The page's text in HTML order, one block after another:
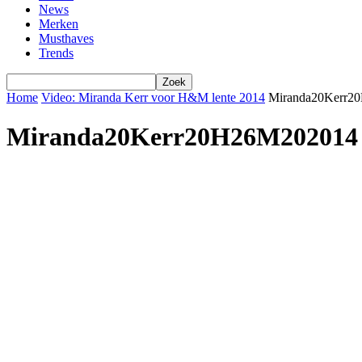
News
Merken
Musthaves
Trends
Home Video: Miranda Kerr voor H&M lente 2014
Miranda20Kerr20H26M202014